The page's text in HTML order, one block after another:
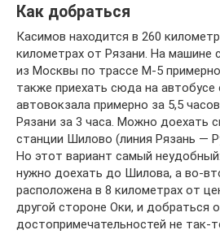
Как добраться
Касимов находится в 260
километрах от Рязани. На
из Москвы по трассе М-5
также приехать сюда на
автовокзала примерно за 5,5
Рязани за 3 часа. Можно доехать
станции Шилово (линия Рязань —
Но этот вариант самый
нужно доехать до Шилова, а во-
расположена в 8 километрах от
другой стороне Оки, и добраться
достопримечательностей не так-